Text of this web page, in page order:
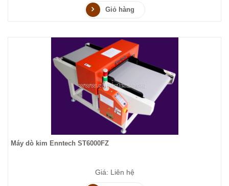
Giỏ hàng
Máy dò kim Enntech ST6000FZ
Giá: Liên hệ